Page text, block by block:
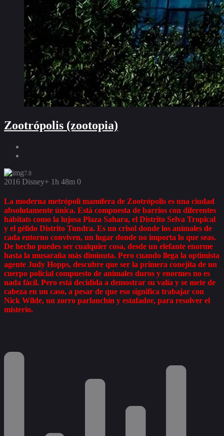
Zootrópolis (zootopia)
7.8
2016 Disney+ 1h 48m 0
La moderna metrópoli mamífera de Zootrópolis es una ciudad
absolutamente única. Está compuesta de barrios con diferentes
hábitats como la lujosa Plaza Sahara, el Distrito Selva Tropical
y el gélido Distrito Tundra. Es un crisol donde los animales de
cada entorno conviven, un lugar donde no importa lo que seas.
De hecho puedes ser cualquier cosa, desde un elefante enorme
hasta la musaraña más diminuta. Pero cuando llega la optimista
agente Judy Hopps, descubre que ser la primera conejita de un
cuerpo policial compuesto de animales duros y enormes no es
nada fácil. Pero está decidida a demostrar su valía y se mete de
cabeza en un caso, a pesar de que eso significa trabajar con
Nick Wilde, un zorro parlanchín y estafador, para resolver el
misterio.